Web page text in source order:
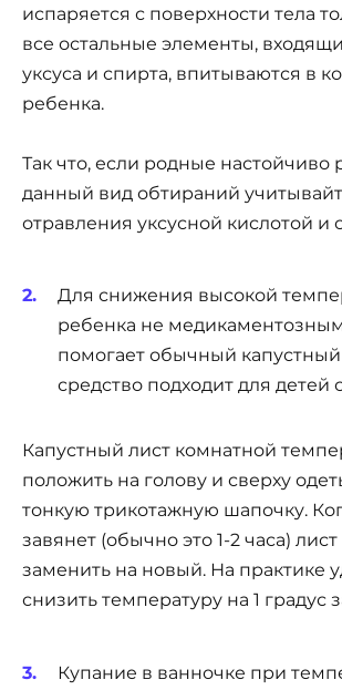
испаряется с поверхности тела
все остальные элементы,
уксуса и спирта, впитываются в
ребенка.
Так что, если родные настойчиво
данный вид обтираний
отравления уксусной кислотой и
Для снижения высокой
ребенка не
помогает обычный капустный
средство подходит для детей
Капустный лист комнатной
положить на голову и сверху
тонкую трикотажную шапочку.
завянет (обычно это 1-2 часа)
заменить на новый. На практике
снизить температуру на 1 градус
Купание в ванночке при